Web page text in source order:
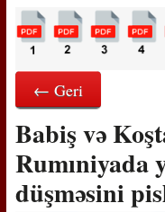
← Geri
Babiş və
Rumıniyada
düşməsini